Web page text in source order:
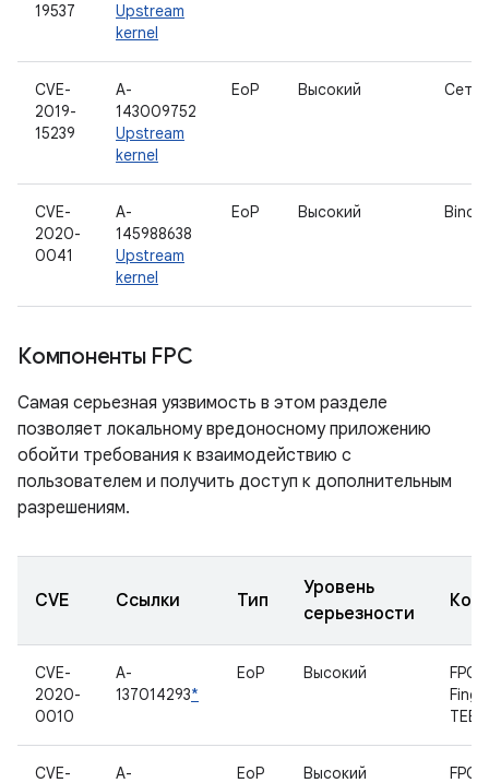
19537
Upstream
kernel
CVE-
2019-
15239
A-
143009752
Upstream
kernel
EoP Высокий Сети
CVE-
2020-
0041
A-
145988638
Upstream
kernel
EoP Высокий Binder
Компоненты FPC
Самая серьезная уязвимость в этом разделе
позволяет локальному вредоносному приложению
обойти требования к взаимодействию с
пользователем и получить доступ к дополнительным
разрешениям.
CVE Ссылки Тип
Уровень
серьезности
CVE-
2020-
0010
A-
137014293*
EoP Высокий
FPC
TEE
CVE-
A-
EoP Высокий
FPC